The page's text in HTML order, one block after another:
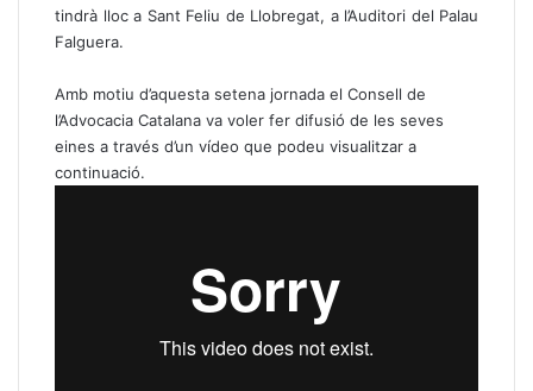
tindrà lloc a Sant Feliu de Llobregat, a l’Auditori del Palau
Falguera.
Amb motiu d’aquesta setena jornada el Consell de
l’Advocacia Catalana va voler fer difusió de les seves
eines a través d’un vídeo que podeu visualitzar a
continuació.